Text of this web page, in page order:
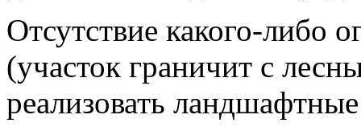
Отсутствие какого-либо
(участок граничит с
реализовать